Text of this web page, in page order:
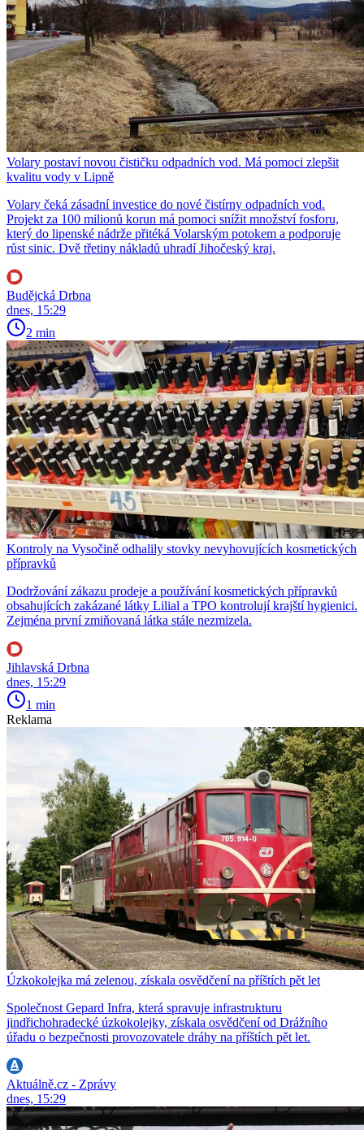
Volary postaví novou čističku odpadních vod. Má pomoci zlepšit
kvalitu vody v Lipně
Volary čeká zásadní investice do nové čistírny odpadních vod.
Projekt za 100 milionů korun má pomoci snížit množství fosforu,
který do lipenské nádrže přitéká Volarským potokem a podporuje
růst sinic. Dvě třetiny nákladů uhradí Jihočeský kraj.
Budějcká Drbna
dnes, 15:29
2 min
Kontroly na Vysočině odhalily stovky nevyhovujících kosmetických
přípravků
Dodržování zákazu prodeje a používání kosmetických přípravků
obsahujících zakázané látky Lilial a TPO kontrolují krajští hygienici.
Zejména první zmiňovaná látka stále nezmizela.
Jihlavská Drbna
dnes, 15:29
1 min
Reklama
Úzkokolejka má zelenou, získala osvědčení na příštích pět let
Společnost Gepard Infra, která spravuje infrastrukturu
jindřichohradecké úzkokolejky, získala osvědčení od Drážního
úřadu o bezpečnosti provozovatele dráhy na příštích pět let.
Aktuálně.cz - Zprávy
dnes, 15:29